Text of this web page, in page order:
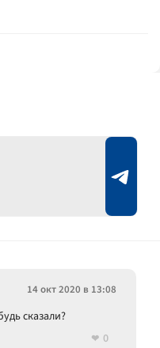
14 окт 2020 в 13:08
сказали?
0